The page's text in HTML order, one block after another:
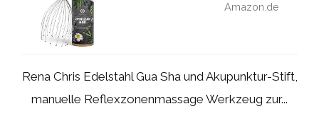
Amazon.de
Rena Chris Edelstahl Gua Sha und Akupunktur-Stift,
manuelle Reflexzonenmassage Werkzeug zur...